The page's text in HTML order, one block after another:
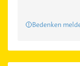
Bedenken